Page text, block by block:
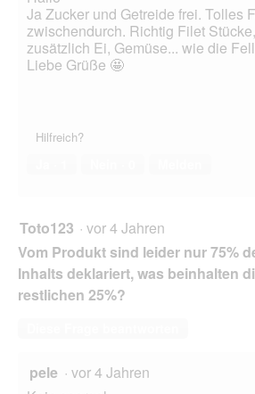
Ja Zucker und Getreide frei. Tolles
zwischendurch. Richtig Filet
zusätzlich Ei, Gemüse... wie die
Liebe Grüße 🤩
Hilfreich?
Toto123 · vor 4 Jahren
Vom Produkt sind leider nur 75%
Inhalts deklariert, was beinhalten
restlichen 25%?
pele · vor 4 Jahren